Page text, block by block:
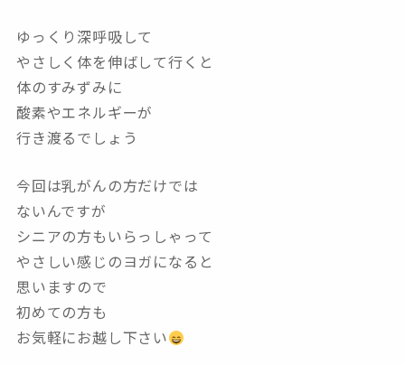
ゆっくり深呼吸して
やさしく体を伸ばして行くと
体のすみずみに
酸素やエネルギーが
行き渡るでしょう
今回は乳がんの方だけでは
ないんですが
シニアの方もいらっしゃって
やさしい感じのヨガになると
思いますので
初めての方も
お気軽にお越し下さい